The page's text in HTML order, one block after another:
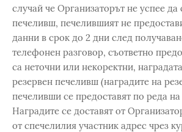
случай че Организаторът не успее да
печеливш, печелившият не
данни в срок до 2 дни след
телефонен разговор, съответно
са неточни или некоректни,
резервен печеливш (наградите на
печеливши се предоставят по реда
Наградите се доставят от
от спечелилия участник адрес чрез